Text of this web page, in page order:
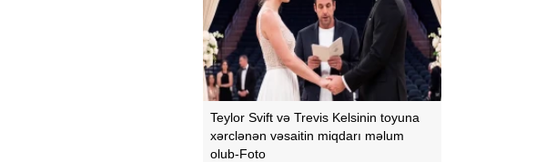
Teylor Svift və Trevis Kelsinin toyuna
xərclənən vəsaitin miqdarı məlum
olub-Foto